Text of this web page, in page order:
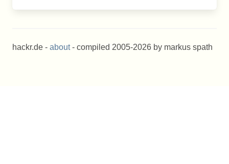
hackr.de - about- compiled 2005-2026 by markus spath